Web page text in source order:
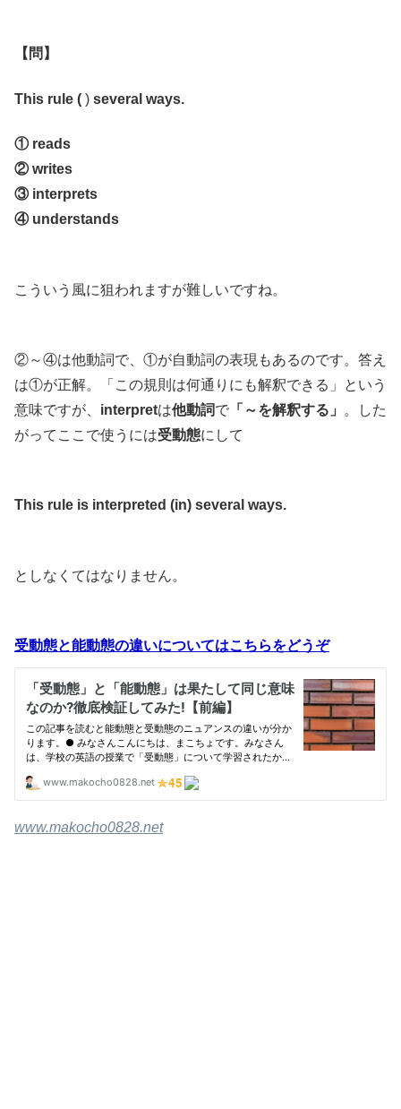
【問】
This rule ( ) several ways.
① reads
② writes
③ interprets
④ understands
こういう風に狙われますが難しいですね。
②～④は他動詞で、①が自動詞の表現もあるのです。答え
は①が正解。「この規則は何通りにも解釈できる」という
意味ですが、 interpretは他動詞で 「～を解釈する」
。した
がってここで使うには受動態にして
This rule is interpreted (in) several ways.
としなくてはなりません。
受動態と能動態の違いについてはこちらをどうぞ
www.makocho0828.net